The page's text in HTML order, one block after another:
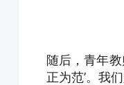
随后，青年
正为范’。我